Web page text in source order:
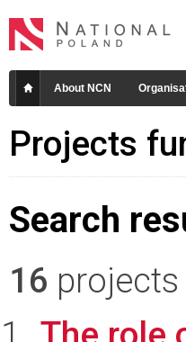
About NCN
Projects
Search
16